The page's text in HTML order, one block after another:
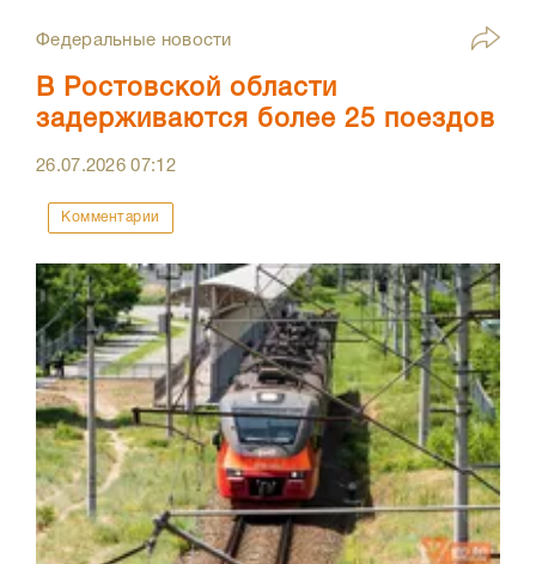
Федеральные новости
В Ростовской области
задерживаются более 25 поездов
26.07.202607:12
Комментарии